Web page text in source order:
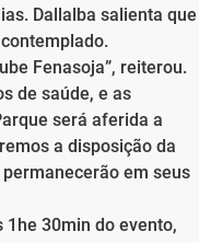
Dallalba salienta que
Fenasoja”, reiterou.
de saúde, e as
será aferida a
a disposição da
em seus
30min do evento,